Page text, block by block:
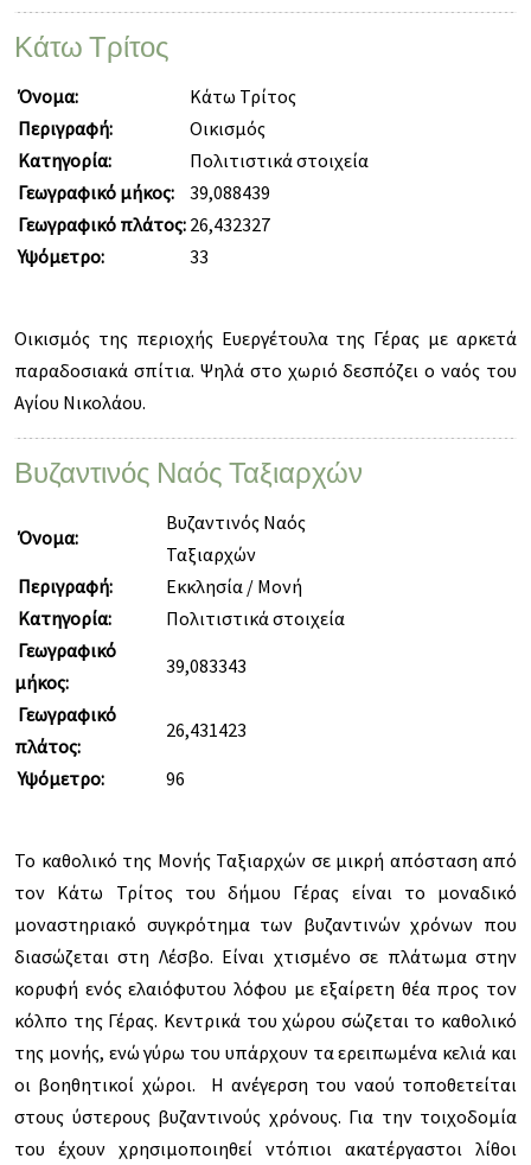
Κάτω Τρίτος
Όνομα:
Κάτω Τρίτος
Περιγραφή:
Οικισμός
Κατηγορία:
Πολιτιστικά στοιχεία
Γεωγραφικό μήκος:
39,088439
Γεωγραφικό πλάτος: 26,432327
Υψόμετρο:
33
Οικισμός της περιοχής Ευεργέτουλα της Γέρας με αρκετά
παραδοσιακά σπίτια. Ψηλά στο χωριό δεσπόζει ο ναός του
Αγίου Νικολάου.
Βυζαντινός Ναός Ταξιαρχών
Όνομα:
Βυζαντινός Ναός
Ταξιαρχών
Περιγραφή:
Εκκλησία / Μονή
Κατηγορία:
Πολιτιστικά στοιχεία
Γεωγραφικό
μήκος:
39,083343
Γεωγραφικό
πλάτος:
26,431423
Υψόμετρο: 96
Το καθολικό της Μονής Ταξιαρχών σε μικρή απόσταση από
τον Κάτω Τρίτος του δήμου Γέρας είναι το μοναδικό
μοναστηριακό συγκρότημα των βυζαντινών χρόνων που
διασώζεται στη Λέσβο. Είναι χτισμένο σε πλάτωμα στην
κορυφή ενός ελαιόφυτου λόφου με εξαίρετη θέα προς τον
κόλπο της Γέρας. Κεντρικά του χώρου σώζεται το καθολικό
της μονής, ενώ γύρω του υπάρχουν τα ερειπωμένα κελιά και
οι βοηθητικοί χώροι. Η ανέγερση του ναού τοποθετείται
στους ύστερους βυζαντινούς χρόνους. Για την τοιχοδομία
του έχουν χρησιμοποιηθεί ντόπιοι ακατέργαστοι λίθοι